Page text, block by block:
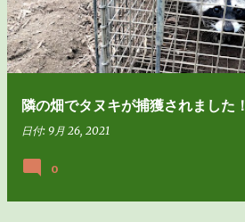
隣の畑でタヌキが捕獲されました！
日付: 9月 26, 2021
0